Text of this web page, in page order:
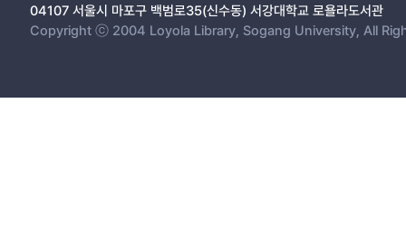
04107 서울시 마포구 백범로35(신수동) 서강대학교 로욜라도서관
Copyright ⓒ 2004 Loyola Library, Sogang University, All